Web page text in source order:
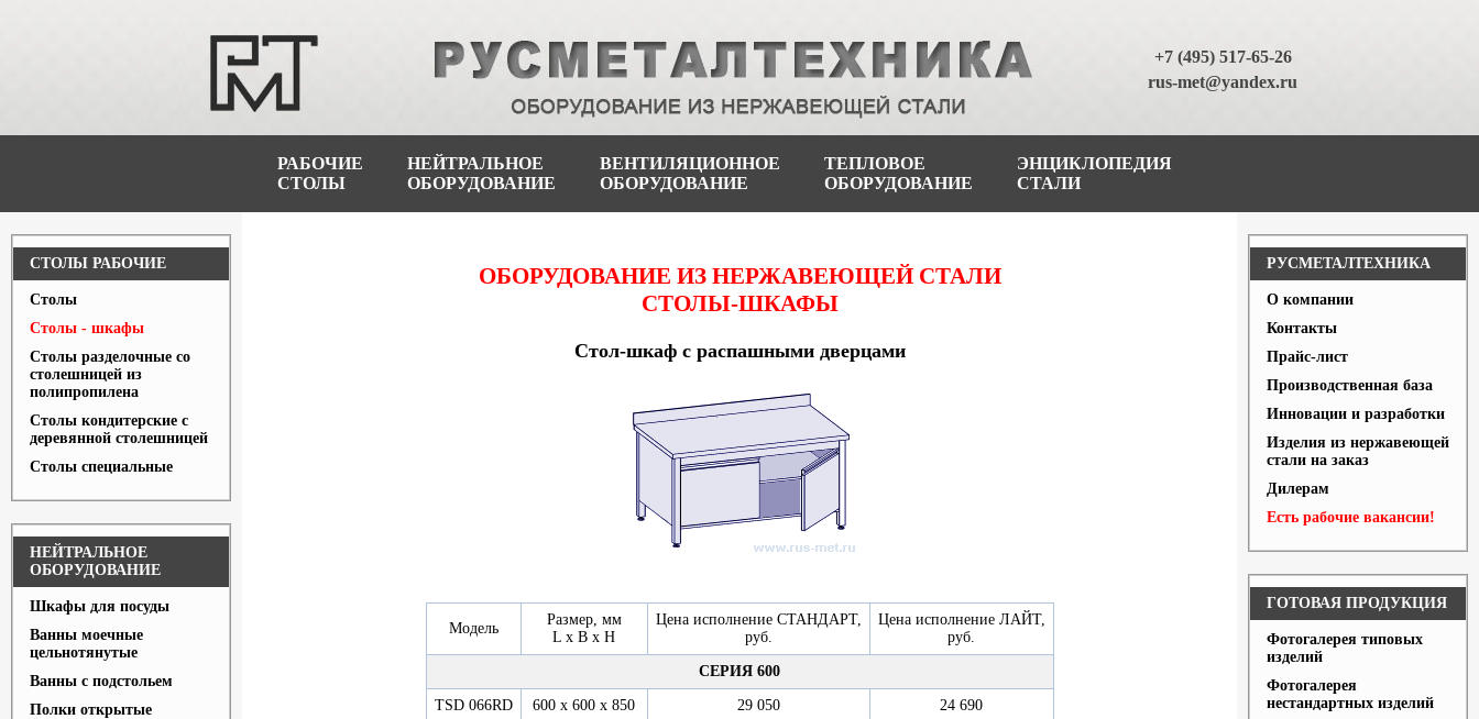
+7 (495) 517-65-26
rus-met@yandex.ru
РАБОЧИЕ
СТОЛЫ
НЕЙТРАЛЬНОЕ
ОБОРУДОВАНИЕ
ВЕНТИЛЯЦИОННОЕ
ОБОРУДОВАНИЕ
ТЕПЛОВОЕ
ОБОРУДОВАНИЕ
ЭНЦИКЛОПЕДИЯ
СТАЛИ
СТОЛЫ РАБОЧИЕ
Столы
Столы - шкафы
Столы разделочные со
столешницей из
полипропилена
Столы кондитерские с
деревянной столешницей
Столы специальные
НЕЙТРАЛЬНОЕ
ОБОРУДОВАНИЕ
Шкафы для посуды
Ванны моечные
цельнотянутые
Ванны с подстольем
Полки открытые
ОБОРУДОВАНИЕ ИЗ НЕРЖАВЕЮЩЕЙ СТАЛИ
СТОЛЫ-ШКАФЫ
Стол-шкаф с распашными дверцами
Модель
Размер, мм
L x B x H
Цена исполнение СТАНДАРТ,
руб.
Цена исполнение ЛАЙТ,
руб.
СЕРИЯ 600
TSD 066RD 600 х 600 х 850 29 050 24 690
РУСМЕТАЛТЕХНИКА
О компании
Контакты
Прайс-лист
Производственная база
Инновации и разработки
Изделия из нержавеющей
стали на заказ
Дилерам
Есть рабочие вакансии!
ГОТОВАЯ ПРОДУКЦИЯ
Фотогалерея типовых
изделий
Фотогалерея
нестандартных изделий